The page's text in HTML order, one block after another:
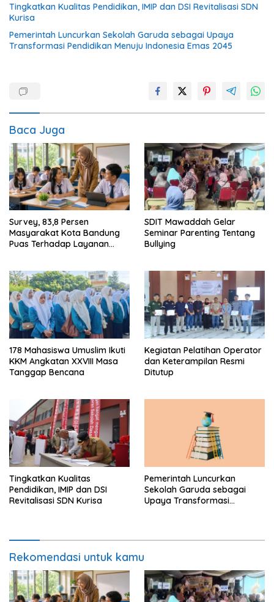
Tingkatkan Kualitas Pendidikan, IMIP dan DSI Revitalisasi SDN
Kurisa
Pemerintah Luncurkan Sekolah Garuda sebagai Upaya
Transformasi Pendidikan Menuju Indonesia Emas 2045
Baca Juga
Survey, 83,8 Persen
Masyarakat Kota Bandung
Puas Terhadap Layanan
SDIT Mawaddah Gelar
Seminar Parenting Tentang
Bullying
178 Mahasiswa Umuslim Ikuti
KKM Angkatan XXVIII Masa
Tanggap Bencana
Kegiatan Pelatihan Operator
dan Keterampilan Resmi
Ditutup
Tingkatkan Kualitas
Pendidikan, IMIP dan DSI
Revitalisasi SDN Kurisa
Pemerintah Luncurkan
Sekolah Garuda sebagai
Upaya Transformasi
Rekomendasi untuk kamu